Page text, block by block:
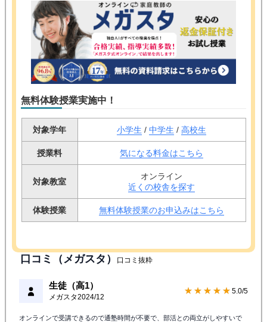
無料体験授業実施中！
対象学年 小学生 / 中学生 / 高校生
授業料 気になる料金はこちら
対象教室
オンライン
近くの校舎を探す
体験授業 無料体験授業のお申込みはこちら
口コミ（メガスタ） 口コミ抜粋
生徒（高1）
メガスタ2024/12
★★★★★ 5.0/5
オンラインで受講できるので通塾時間が不要で、部活との両立がしやすいで